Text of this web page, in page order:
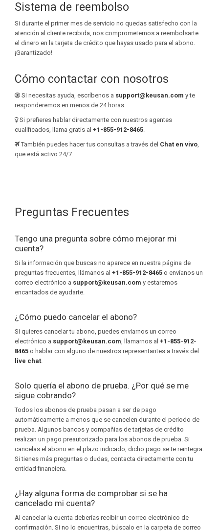
Sistema de reembolso
Si durante el primer mes de servicio no quedas satisfecho con la
atención al cliente recibida, nos comprometemos a reembolsarte
el dinero en la tarjeta de crédito que hayas usado para el abono.
¡Garantizado!
Cómo contactar con nosotros
Si necesitas ayuda, escríbenos a support@keusan.com y te
responderemos en menos de 24 horas.
Si prefieres hablar directamente con nuestros agentes
cualificados, llama gratis al +1-855-912-8465.
También puedes hacer tus consultas a través del Chat en vivo,
que está activo 24/7.
Preguntas Frecuentes
Tengo una pregunta sobre cómo mejorar mi
cuenta?
Si la información que buscas no aparece en nuestra página de
preguntas frecuentes, llámanos al +1-855-912-8465 o envíanos un
correo electrónico a support@keusan.com y estaremos
encantados de ayudarte.
¿Cómo puedo cancelar el abono?
Si quieres cancelar tu abono, puedes enviarnos un correo
electrónico a support@keusan.com, llamarnos al +1-855-912-
8465 o hablar con alguno de nuestros representantes a través del
live chat.
Solo quería el abono de prueba. ¿Por qué se me
sigue cobrando?
Todos los abonos de prueba pasan a ser de pago
automáticamente a menos que se cancelen durante el periodo de
prueba. Algunos bancos y compañías de tarjetas de crédito
realizan un pago preautorizado para los abonos de prueba. Si
cancelas el abono en el plazo indicado, dicho pago se te reintegra.
Si tienes más preguntas o dudas, contacta directamente con tu
entidad financiera.
¿Hay alguna forma de comprobar si se ha
cancelado mi cuenta?
Al cancelar la cuenta deberías recibir un correo electrónico de
confirmación. Si no lo encuentras, búscalo en la carpeta de correo